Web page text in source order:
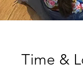
Time &